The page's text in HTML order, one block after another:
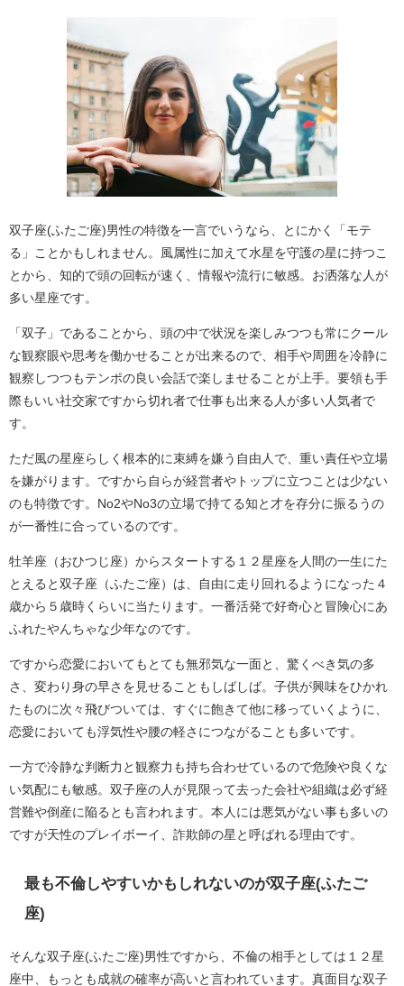
双子座(ふたご座)男性の特徴を一言でいうなら、とにかく「モテ
る」ことかもしれません。風属性に加えて水星を守護の星に持つこ
とから、知的で頭の回転が速く、情報や流行に敏感。お洒落な人が
多い星座です。
「双子」であることから、頭の中で状況を楽しみつつも常にクール
な観察眼や思考を働かせることが出来るので、相手や周囲を冷静に
観察しつつもテンポの良い会話で楽しませることが上手。要領も手
際もいい社交家ですから切れ者で仕事も出来る人が多い人気者で
す。
ただ風の星座らしく根本的に束縛を嫌う自由人で、重い責任や立場
を嫌がります。ですから自らが経営者やトップに立つことは少ない
のも特徴です。No2やNo3の立場で持てる知と才を存分に振るうの
が一番性に合っているのです。
牡羊座（おひつじ座）からスタートする１２星座を人間の一生にた
とえると双子座（ふたご座）は、自由に走り回れるようになった４
歳から５歳時くらいに当たります。一番活発で好奇心と冒険心にあ
ふれたやんちゃな少年なのです。
ですから恋愛においてもとても無邪気な一面と、驚くべき気の多
さ、変わり身の早さを見せることもしばしば。子供が興味をひかれ
たものに次々飛びついては、すぐに飽きて他に移っていくように、
恋愛においても浮気性や腰の軽さにつながることも多いです。
一方で冷静な判断力と観察力も持ち合わせているので危険や良くな
い気配にも敏感。双子座の人が見限って去った会社や組織は必ず経
営難や倒産に陥るとも言われます。本人には悪気がない事も多いの
ですが天性のプレイボーイ、詐欺師の星と呼ばれる理由です。
最も不倫しやすいかもしれないのが双子座(ふたご
座)
そんな双子座(ふたご座)男性ですから、不倫の相手としては１２星
座中、もっとも成就の確率が高いと言われています。真面目な双子